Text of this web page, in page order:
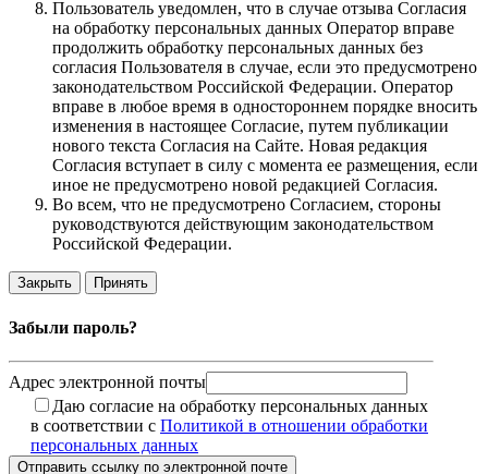
Пользователь уведомлен, что в случае отзыва Согласия
на обработку персональных данных Оператор вправе
продолжить обработку персональных данных без
согласия Пользователя в случае, если это предусмотрено
законодательством Российской Федерации. Оператор
вправе в любое время в одностороннем порядке вносить
изменения в настоящее Согласие, путем публикации
нового текста Согласия на Сайте. Новая редакция
Согласия вступает в силу с момента ее размещения, если
иное не предусмотрено новой редакцией Согласия.
Во всем, что не предусмотрено Согласием, стороны
руководствуются действующим законодательством
Российской Федерации.
Закрыть Принять
Забыли пароль?
Адрес электронной почты
Даю согласие на обработку персональных данных
в соответствии с Политикой в отношении обработки
персональных данных